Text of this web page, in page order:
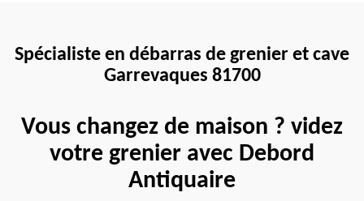
Spécialiste en débarras de grenier et cave
Garrevaques 81700
Vous changez de maison ? videz
votre grenier avec Debord
Antiquaire